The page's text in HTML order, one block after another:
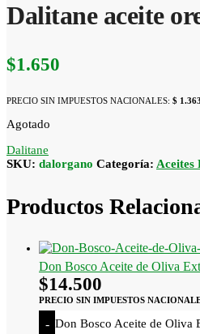
Dalitane aceite
$1.650
PRECIO SIN IMPUESTOS NACIONALES: $
Agotado
Dalitane
SKU: dalorgano Categoría: Aceites
Productos
Don Bosco Aceite de Oliva
$14.500
PRECIO SIN IMPUESTOS
- Don Bosco Aceite de Oliva